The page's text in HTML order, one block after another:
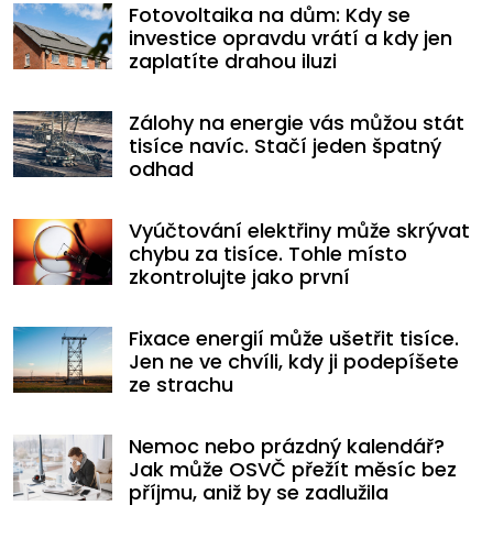
Fotovoltaika na dům: Kdy se
investice opravdu vrátí a kdy jen
zaplatíte drahou iluzi
Zálohy na energie vás můžou stát
tisíce navíc. Stačí jeden špatný
odhad
Vyúčtování elektřiny může skrývat
chybu za tisíce. Tohle místo
zkontrolujte jako první
Fixace energií může ušetřit tisíce.
Jen ne ve chvíli, kdy ji podepíšete
ze strachu
Nemoc nebo prázdný kalendář?
Jak může OSVČ přežít měsíc bez
příjmu, aniž by se zadlužila